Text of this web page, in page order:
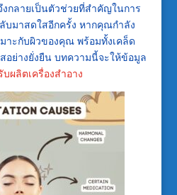
งกลายเป็นตัวช่วยที่สำคัญในการ
บมาสดใสอีกครั้ง หากคุณกำลัง
าะกับผิวของคุณ พร้อมทั้งเคล็ด
อย่างยั่งยืน บทความนี้จะให้ข้อมูล
บผลิตเครื่องสำอาง